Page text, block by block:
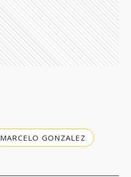
MARCELO GONZALEZ